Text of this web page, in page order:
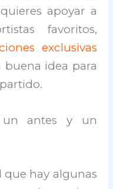
apoyar a
favoritos,
exclusivas
buena idea para
un antes y un
hay algunas